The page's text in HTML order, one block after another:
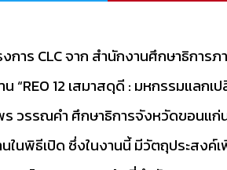
ร CLC จาก สำนักงานศึกษาธิการภ
“REO 12 เสมาสดุดี : มหกรรมแลก
วรรณคำ ศึกษาธิการจังหวัดขอนแก่
ในพิธีเปิด ซึ่งในงานนี้ มีวัตถุประสงค์